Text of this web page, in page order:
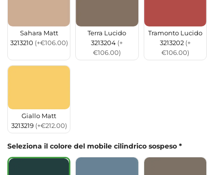
Sahara Matt
3213210 (+€106.00)
Terra Lucido
3213204 (+
€106.00)
Tramonto Lucido
3213202 (+
€106.00)
Giallo Matt
3213219 (+€212.00)
Seleziona il colore del mobile cilindrico sospeso *